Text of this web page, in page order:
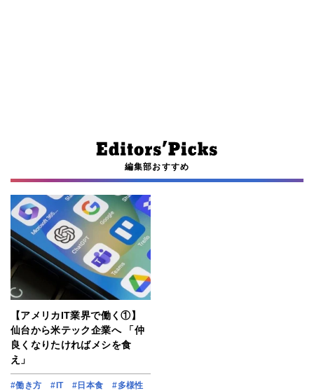
編集部おすすめ
【アメリカIT業界で働く①】
仙台から米テック企業へ 「仲
良くなりたければメシを食
え」
#働き方 #IT #日本食 #多様性